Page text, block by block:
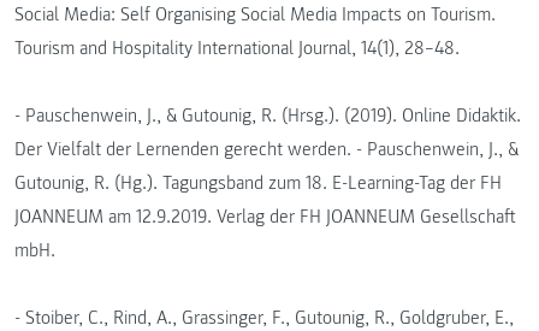
Social Media: Self Organising Social Media Impacts on Tourism.
Tourism and Hospitality International Journal, 14(1), 28–48.
- Pauschenwein, J., & Gutounig, R. (Hrsg.). (2019). Online Didaktik.
Der Vielfalt der Lernenden gerecht werden. - Pauschenwein, J., &
Gutounig, R. (Hg.). Tagungsband zum 18. E-Learning-Tag der FH
JOANNEUM am 12.9.2019. Verlag der FH JOANNEUM Gesellschaft
mbH.
- Stoiber, C., Rind, A., Grassinger, F., Gutounig, R., Goldgruber, E.,